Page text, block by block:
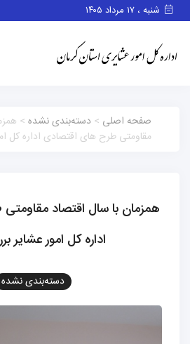
شنبه ، ۱۷ مرداد ۱۴۰۵
صفحه اصلی > دسته‌بندی نشده >
مقاومتی طرح های اقتصادی اداره کل
همزمان با سال اقتصاد
اداره کل امور عشایر
دسته‌بندی نشده